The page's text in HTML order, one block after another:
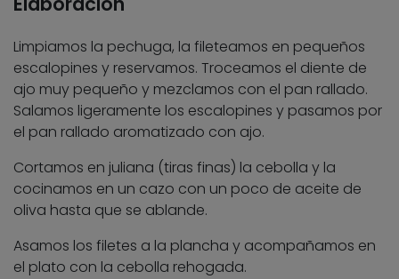
Limpiamos la pechuga, la fileteamos en pequeños
escalopines y reservamos. Troceamos el diente de
ajo muy pequeño y mezclamos con el pan rallado.
Salamos ligeramente los escalopines y pasamos por
el pan rallado aromatizado con ajo.
Cortamos en juliana (tiras finas) la cebolla y la
cocinamos en un cazo con un poco de aceite de
oliva hasta que se ablande.
Asamos los filetes a la plancha y acompañamos en
el plato con la cebolla rehogada.